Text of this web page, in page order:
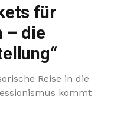
für
– die
Reise in die
kommt